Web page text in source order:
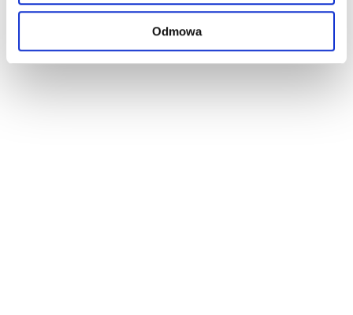
Odmowa